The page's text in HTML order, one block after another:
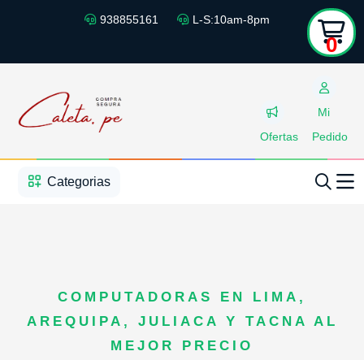
938855161 L-S:10am-8pm
Ofertas
Mi
Pedido
0
Categorias
COMPUTADORAS EN LIMA,
AREQUIPA, JULIACA Y TACNA AL
MEJOR PRECIO